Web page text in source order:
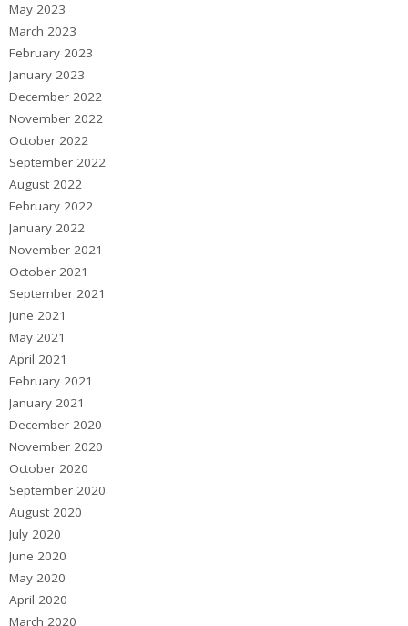
May 2023
March 2023
February 2023
January 2023
December 2022
November 2022
October 2022
September 2022
August 2022
February 2022
January 2022
November 2021
October 2021
September 2021
June 2021
May 2021
April 2021
February 2021
January 2021
December 2020
November 2020
October 2020
September 2020
August 2020
July 2020
June 2020
May 2020
April 2020
March 2020